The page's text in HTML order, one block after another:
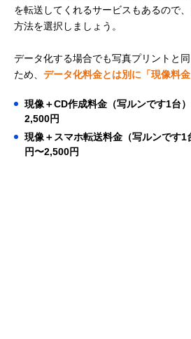
を転送してくれるサービスもあるので
方法を選択しましょう。
データ化する場合でも写真プリントと
ため、 データ化料金とは別に「現像料金
現像＋CD作成料金（写ルンです1台
2,500円
現像＋スマホ転送料金（写ルンです
円〜2,500円